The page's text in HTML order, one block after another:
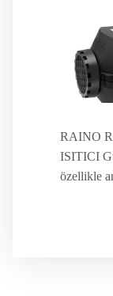
RAINO
ISITICI
özellikle